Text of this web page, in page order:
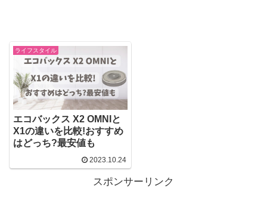
ライフスタイル
エコバックス X2 OMNIと
X1の違いを比較!おすすめ
はどっち?最安値も
2023.10.24
スポンサーリンク